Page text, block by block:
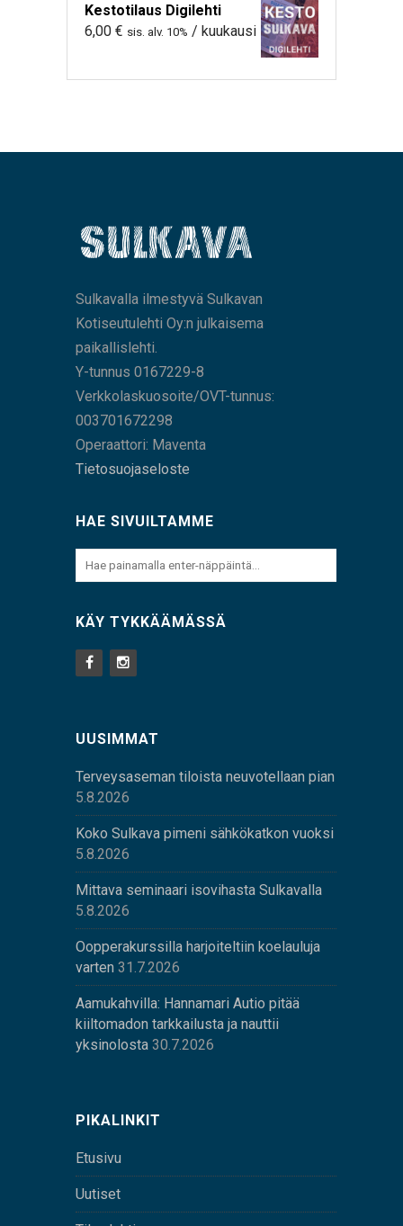
Kestotilaus Digilehti
6,00 € sis. alv. 10% / kuukausi
Sulkavalla ilmestyvä Sulkavan
Kotiseutulehti Oy:n julkaisema
paikallislehti.
Y-tunnus 0167229-8
Verkkolaskuosoite/OVT-tunnus:
003701672298
Operaattori: Maventa
Tietosuojaseloste
HAE SIVUILTAMME
KÄY TYKKÄÄMÄSSÄ
UUSIMMAT
Terveysaseman tiloista neuvotellaan pian
5.8.2026
Koko Sulkava pimeni sähkökatkon vuoksi
5.8.2026
Mittava seminaari isovihasta Sulkavalla
5.8.2026
Oopperakurssilla harjoiteltiin koelauluja
varten 31.7.2026
Aamukahvilla: Hannamari Autio pitää
kiiltomadon tarkkailusta ja nauttii
yksinolosta 30.7.2026
PIKALINKIT
Etusivu
Uutiset